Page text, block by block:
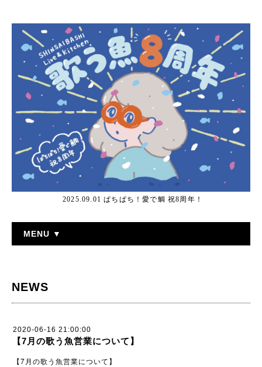
2025.09.01 ぱちぱち！愛で鯛 祝8周年！
MENU ▼
NEWS
2020-06-16 21:00:00
【7月の歌う魚営業について】
【 7 月の歌う魚営業について】